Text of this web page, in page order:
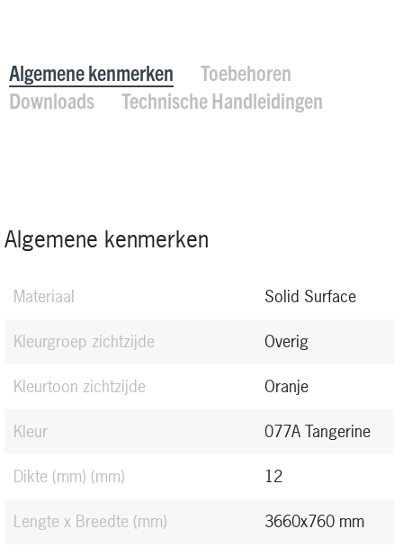
Algemene kenmerken
Toebehoren
Downloads
Technische Handleidingen
Algemene kenmerken
Materiaal
Solid Surface
Kleurgroep zichtzijde
Overig
Kleurtoon zichtzijde
Oranje
Kleur
077A Tangerine
Dikte (mm) (mm)
12
Lengte x Breedte (mm)
3660x760 mm